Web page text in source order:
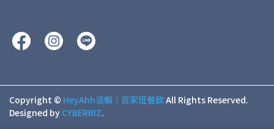
Copyright © HeyAhh活蝦｜百家班餐飲All Rights Reserved.
Designed by CYBERBIZ.